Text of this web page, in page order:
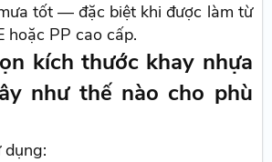
tốt — đặc biệt khi được làm từ
hoặc PP cao cấp.
kích thước khay nhựa
như thế nào cho phù
dụng: